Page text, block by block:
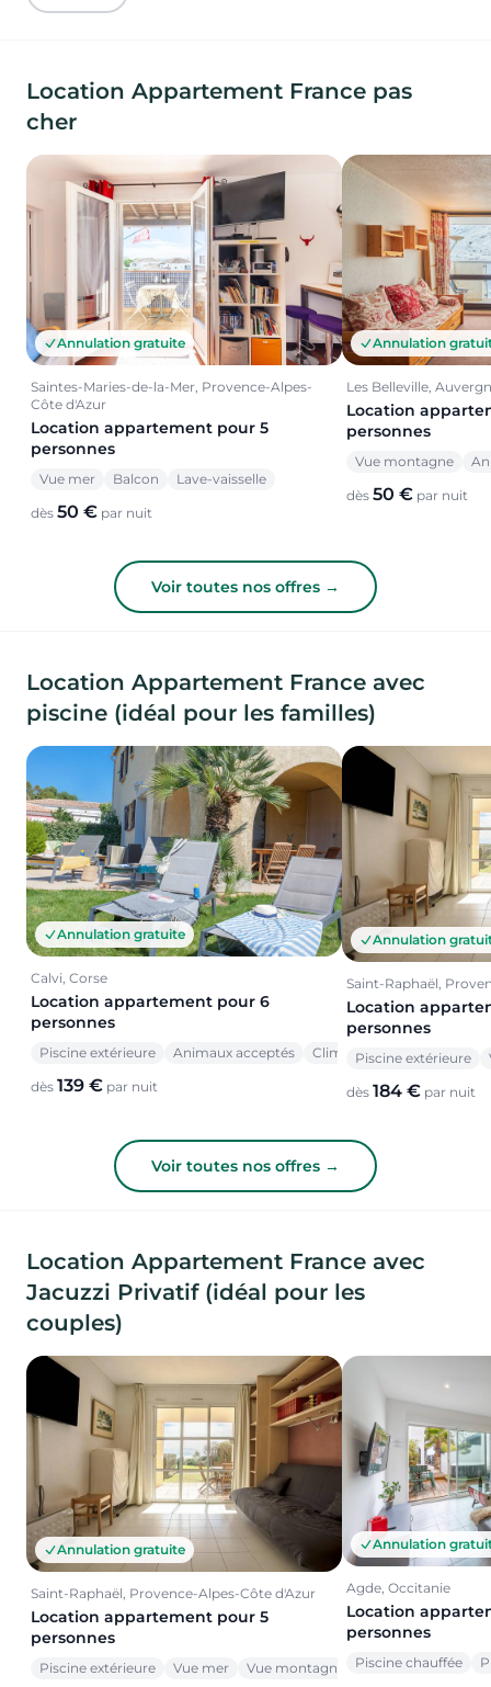
Location Appartement France pas
cher
Annulation gratuite
Saintes-Maries-de-la-Mer, Provence-Alpes-
Côte d'Azur
Location appartement pour 5
personnes
Vue mer Balcon Lave-vaisselle
dès 50 € par nuit
Annulation
Les Belleville,
Location
personnes
Vue montagne
dès 50 € par nuit
Voir toutes nos offres →
Location Appartement France avec
piscine (idéal pour les familles)
Annulation gratuite
Calvi, Corse
Location appartement pour 6
personnes
Piscine extérieure Animaux acceptés Climatisation
dès 139 € par nuit
Annulation
Saint-Raphaël,
Location
personnes
Piscine extérieure
dès 184 € par nuit
Voir toutes nos offres →
Location Appartement France avec
Jacuzzi Privatif (idéal pour les
couples)
Annulation gratuite
Saint-Raphaël, Provence-Alpes-Côte d'Azur
Location appartement pour 5
personnes
Piscine extérieure Vue mer Vue montagne
Annulation
Agde, Occitanie
Location
personnes
Piscine chauffée